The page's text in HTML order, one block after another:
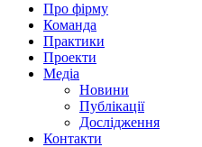
Про фірму
Команда
Практики
Проекти
Медіа
Новини
Публікації
Дослідження
Контакти